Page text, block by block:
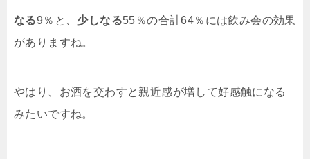
なる9％と、 少しなる55％の合計64％には飲み会の効果
がありますね。
やはり、お酒を交わすと親近感が増して好感触になる
みたいですね。